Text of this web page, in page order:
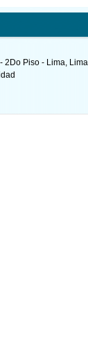
2Do Piso - Lima,